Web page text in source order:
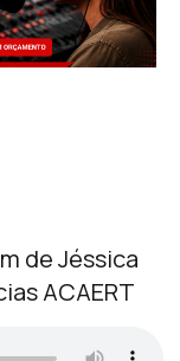
de Jéssica
ACAERT